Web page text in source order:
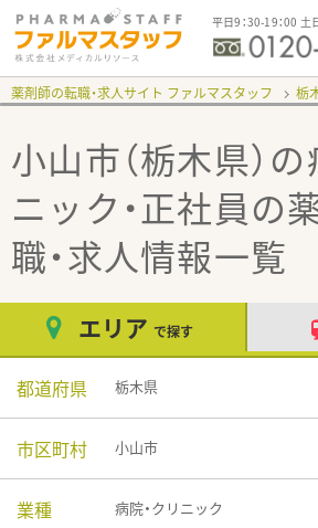
平日9：30-19：00 土
薬剤師の転職・求人サイト ファルマスタッフ 栃
小山市（栃木県）の
ニック・正社員の
職・求人情報一覧
エリア で探す
都道府県 栃木県
市区町村 小山市
業種 病院・クリニック